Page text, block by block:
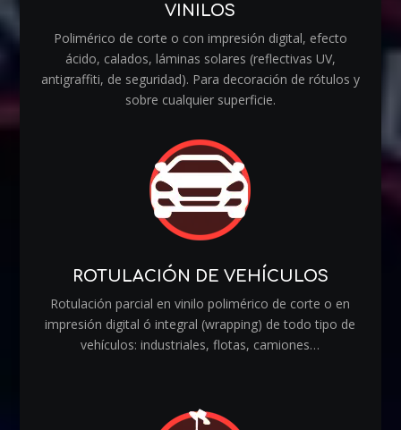
VINILOS
Polimérico de corte o con impresión digital, efecto
ácido, calados, láminas solares (reflectivas UV,
antigraffiti, de seguridad). Para decoración de rótulos y
sobre cualquier superficie.
ROTULACIÓN DE VEHÍCULOS
Rotulación parcial en vinilo polimérico de corte o en
impresión digital ó integral (wrapping) de todo tipo de
vehículos: industriales, flotas, camiones…